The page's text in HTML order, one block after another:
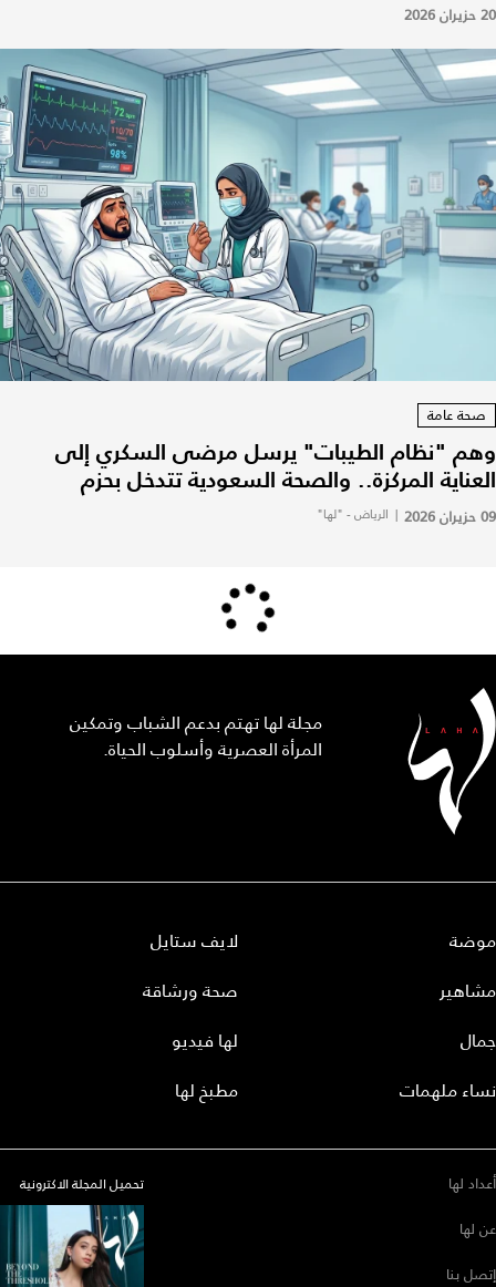
20 حزيران 2026
صحة عامة
وهم "نظام الطيبات" يرسل مرضى السكري إلى
العناية المركزة.. والصحة السعودية تتدخل بحزم
09 حزيران 2026 | الرياض - "لها"
مجلة لها تهتم بدعم الشباب وتمكين
المرأة العصرية وأسلوب الحياة.
موضة
مشاهير
جمال
نساء ملهمات
لايف ستايل
صحة ورشاقة
لها فيديو
مطبخ لها
أعداد لها
عن لها
إتصل بنا
تحميل المجلة الاكترونية